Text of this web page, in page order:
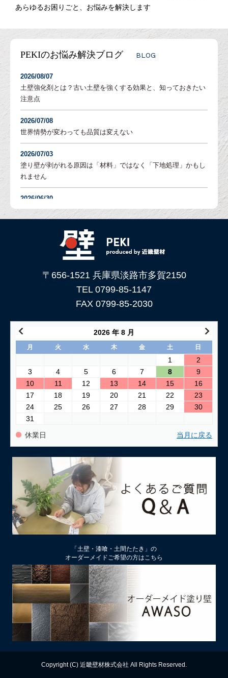
あらゆるお困りごと、お悩みを解決します
PEKIのお悩み解決ブログ BLOG
2026/08/07
土壁強化剤とは？古い土壁を強くする効果と、知っておきたい
注意点
2026/07/08
世界情勢が変わっても品質は変えない
2026/07/03
塗り壁が剥がれる原因は「材料」ではなく「下地処理」かもし
れません
2026/06/30
塗り壁の「吸水調整」とは？DIYでも失敗しないための重要な
下地処理を解説
「土壁」と「漆喰」 仕上がり表情はどんな違いがある？
2026/05/29
土壁仕上げ材「塗ってくれい」がリニューアルしました！
コンクリートに土壁を塗る方法
2026/04/04
仕上げ材（漆喰や土壁）が部分的に剥がれた壁の塗り替え方法
2026/03/24
古い壁の塗り替え｜失敗しない下地処理のポイント
2026/03/06
「壁カラー」はどんな塗り壁材の着色に使える もちろん土壁
にも！
土壁リフォーム時アクが出たり、出なかったりするのはなぜ？
2026/02/12
土壁仕上げ材「塗ってくれい」「やすらぎ」の色をうすく、淡
くするには
2026/01/22
厚付け補修用中塗り漆喰ドカッと！は滑らかな表面にもできる
2026/01/09
【塗り替え下地処理】ビニールクロスは剥がさず下地処理する
のがおすすめ
2025/12/13
漆喰の上に土壁は塗れるのか？
〒656-1521 兵庫県淡路市多賀2150
TEL 0799-85-1147
FAX 0799-85-2030
2026 年 8 月
月 火 水 木 金 土 日
1
2
3
4 5 6 7 8
9
10
11 12 13 14 15
16
17
18 19 20 21 22
23
24
25 26 27 28 29
30
31
休業日 当月に戻る
「土壁・漆喰・土間たたき」の
オーダーメイドご希望の方はこちら
Copyright (C) 近畿壁材株式会社 All Rights Reserved.